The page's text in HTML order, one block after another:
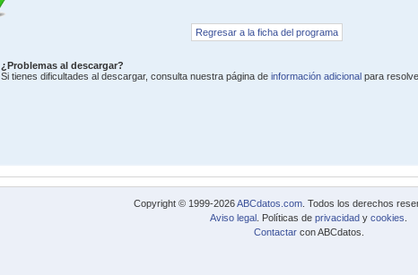
Regresar a la ficha del programa
¿Problemas al descargar?
Si tienes dificultades al descargar, consulta nuestra página de información adicionalpara
Copyright © 1999-2026ABCdatos.com . Todos los derechos
Aviso legal . Políticas de privacidad y cookies
Contactarcon ABCdatos.